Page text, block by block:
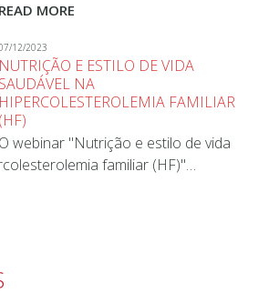
READ MORE
12/2023
NUTRIÇÃO E ESTILO DE VIDA
SAUDÁVEL NA
HIPERCOLESTEROLEMIA FAMILIAR
(HF)
O webinar "Nutrição e estilo de vida
familiar (HF)"…